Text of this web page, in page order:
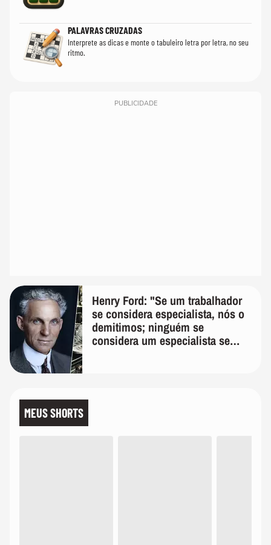
PALAVRAS CRUZADAS
Interprete as dicas e monte o tabuleiro letra por letra, no seu
ritmo.
PUBLICIDADE
Henry Ford: "Se um trabalhador
se considera especialista, nós o
demitimos; ninguém se
considera um especialista se
MEUS SHORTS